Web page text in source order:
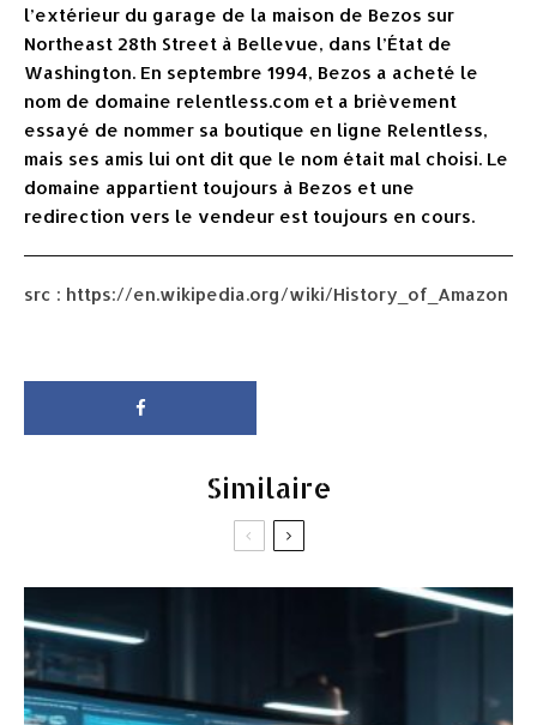
l’extérieur du garage de la maison de Bezos sur
Northeast 28th Street à Bellevue, dans l’État de
Washington. En septembre 1994, Bezos a acheté le
nom de domaine relentless.com et a brièvement
essayé de nommer sa boutique en ligne Relentless,
mais ses amis lui ont dit que le nom était mal choisi. Le
domaine appartient toujours à Bezos et une
redirection vers le vendeur est toujours en cours.
src : https://en.wikipedia.org/wiki/History_of_Amazon
Similaire